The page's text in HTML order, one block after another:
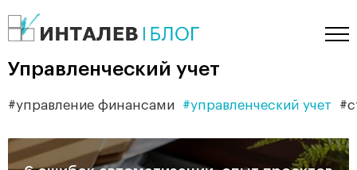
Управленческий учет
управление финансами управленческий учет